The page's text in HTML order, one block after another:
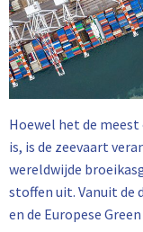
Hoewel het de
is, is de zeevaart
wereldwijde
stoffen uit. Vanuit de
en de Europese